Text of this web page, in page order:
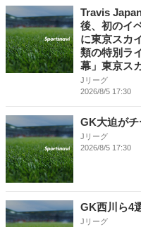
Travis
後、初のイ
に東京スカ
類の特別ラ
幕」東京ス
Jリーグ
2026/8/5 17:30
GK大迫がチ
Jリーグ
2026/8/5 17:30
GK西川ら4
Jリーグ